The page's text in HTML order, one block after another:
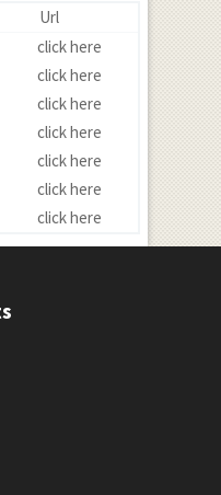
Url
click here
click here
click here
click here
click here
click here
click here